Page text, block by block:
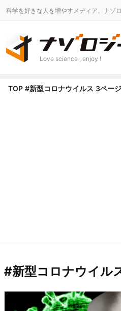
科学を好きな人を増やすメディア、ナゾ
Love science , enjoy !
TOP #新型コロナウイルス 3ペー
#新型コロナウイル